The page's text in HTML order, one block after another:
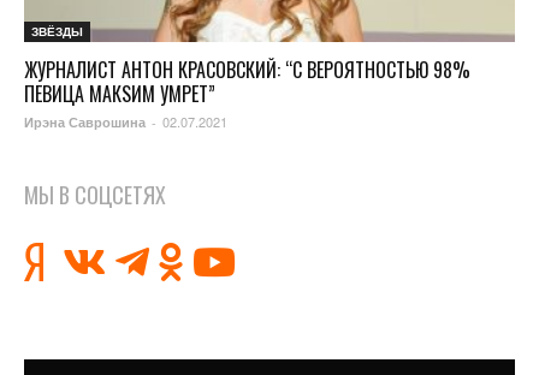
ЗВЁЗДЫ
ЖУРНАЛИСТ АНТОН КРАСОВСКИЙ: “С ВЕРОЯТНОСТЬЮ 98%
ПЕВИЦА МАКSИМ УМРЕТ”
Ирэна Саврошина - 02.07.2021
МЫ В СОЦСЕТЯХ